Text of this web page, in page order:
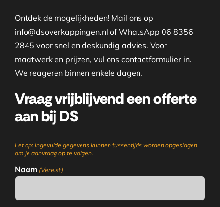
Ontdek de mogelijkheden! Mail ons op
info@dsoverkappingen.nl of WhatsApp 06 8356
2845 voor snel en deskundig advies. Voor
maatwerk en prijzen, vul ons contactformulier in.
We reageren binnen enkele dagen.
Vraag vrijblijvend een offerte
aan bij DS
Let op: ingevulde gegevens kunnen tussentijds worden opgeslagen
om je aanvraag op te volgen.
Naam (Vereist)